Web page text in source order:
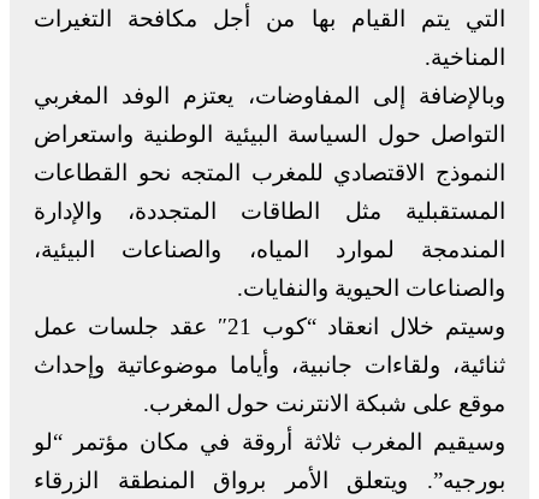
التي يتم القيام بها من أجل مكافحة التغيرات
المناخية.
وبالإضافة إلى المفاوضات، يعتزم الوفد المغربي
التواصل حول السياسة البيئية الوطنية واستعراض
النموذج الاقتصادي للمغرب المتجه نحو القطاعات
المستقبلية مثل الطاقات المتجددة، والإدارة
المندمجة لموارد المياه، والصناعات البيئية،
والصناعات الحيوية والنفايات.
وسيتم خلال انعقاد “كوب 21″ عقد جلسات عمل
ثنائية، ولقاءات جانبية، وأياما موضوعاتية وإحداث
موقع على شبكة الانترنت حول المغرب.
وسيقيم المغرب ثلاثة أروقة في مكان مؤتمر “لو
بورجيه”. ويتعلق الأمر برواق المنطقة الزرقاء